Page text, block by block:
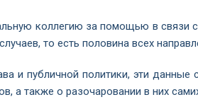
коллегию за помощью в связи
то есть половина всех
и публичной политики, эти данные
а также о разочаровании в них